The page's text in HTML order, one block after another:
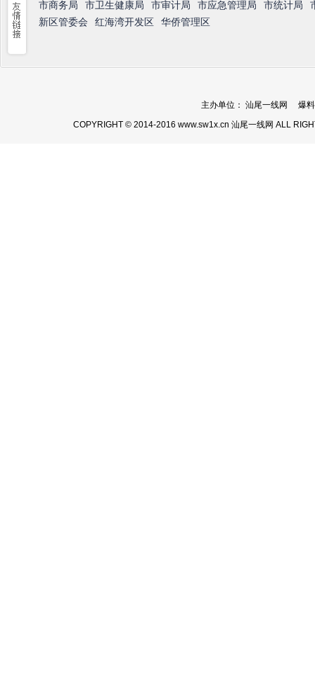
市商务局
市卫生健康局 市审计局 市应急管理局 市统计局
新区管委会
红海湾开发区 华侨管理区
主办单位： 汕尾一线网 爆
COPYRIGHT © 2014-2016 www.sw1x.cn 汕尾一线网 ALL